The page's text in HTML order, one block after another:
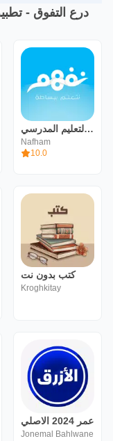
نفهم - مناهج التعليم المدرسي
Nafham
10.0
كتب بدون نت
Kroghkitay
عمر 2024 الاصلي
Jonemal Bahlwane